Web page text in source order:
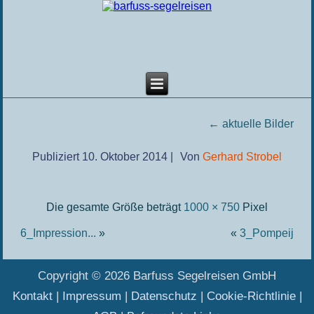
← aktuelle Bilder
Publiziert 10. Oktober 2014 Von Gerhard Strobel
Die gesamte Größe beträgt 1000 × 750 Pixel
6_Impression... » « 3_Pompeij
Copyright © 2026 Barfuss Segelreisen GmbH
Kontakt| Impressum | Datenschutz | Cookie-Richtlinie|